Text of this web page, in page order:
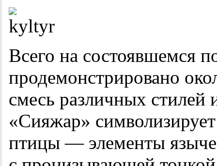
Всего на состоявшемся
продемонстрировано
смесь различных стилей
«Сияжар»
птицы — элементы